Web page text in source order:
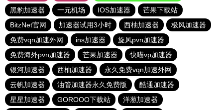
黑豹加速器
一元机场 IOS加速器
芒果下载站
BitzNet官网
加速器试用3小时 西柚加速器
极风加速器
免费vqn加速外网
ins加速器
旋风pvn加速器
免费海外pvn加速器
芒果加速器
快喵vp加速器
银河加速器
西柚加速器
永久免费vqn加速外网
云帆加速器
油管加速器永久免费版
酷通加速器
星星加速器
GOROOO下载站
洋葱加速器